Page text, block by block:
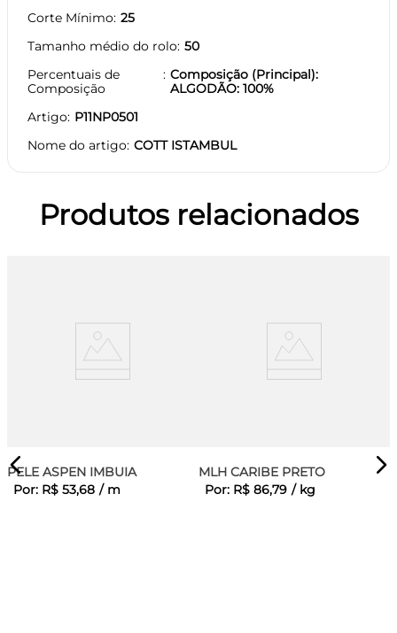
Corte Mínimo 25
Tamanho médio do rolo 50
Percentuais de
Composição
Composição (Principal):
ALGODÃO: 100%
Artigo P11NP0501
Nome do artigo COTT ISTAMBUL
Produtos relacionados
PELE ASPEN IMBUIA
Por: R$ 53,68 / m
MLH CARIBE PRETO
Por: R$ 86,79 / kg